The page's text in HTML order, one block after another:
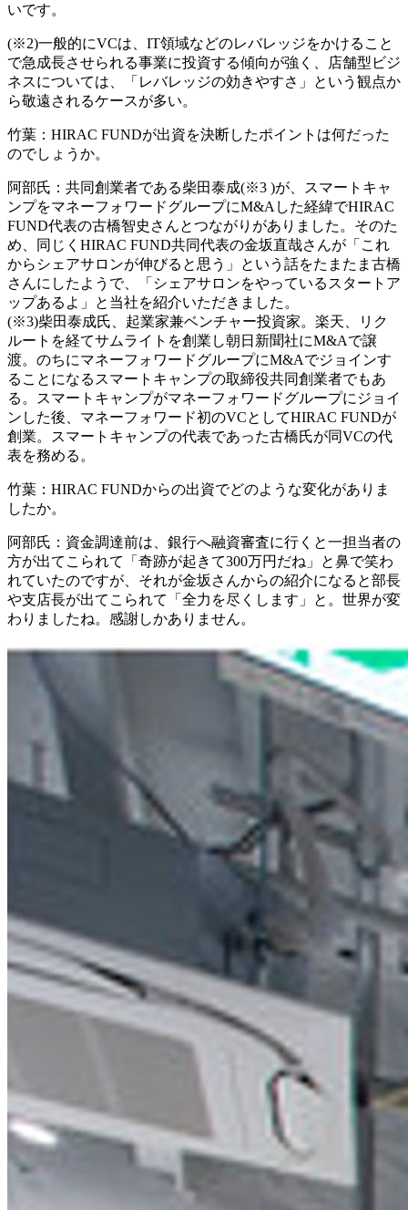
いです。
(※2)一般的にVCは、IT領域などのレバレッジをかけること
で急成長させられる事業に投資する傾向が強く、店舗型ビジ
ネスについては、「レバレッジの効きやすさ」という観点か
ら敬遠されるケースが多い。
竹葉：HIRAC FUNDが出資を決断したポイントは何だった
のでしょうか。
阿部氏：共同創業者である柴田泰成(※3 )が、スマートキャ
ンプをマネーフォワードグループにM&Aした経緯でHIRAC
FUND代表の古橋智史さんとつながりがありました。そのた
め、同じくHIRAC FUND共同代表の金坂直哉さんが「これ
からシェアサロンが伸びると思う」という話をたまたま古橋
さんにしたようで、「シェアサロンをやっているスタートア
ップあるよ」と当社を紹介いただきました。
(※3)柴田泰成氏、起業家兼ベンチャー投資家。楽天、リク
ルートを経てサムライトを創業し朝日新聞社にM&Aで譲
渡。のちにマネーフォワードグループにM&Aでジョインす
ることになるスマートキャンプの取締役共同創業者でもあ
る。スマートキャンプがマネーフォワードグループにジョイ
ンした後、マネーフォワード初のVCとしてHIRAC FUNDが
創業。スマートキャンプの代表であった古橋氏が同VCの代
表を務める。
竹葉：HIRAC FUNDからの出資でどのような変化がありま
したか。
阿部氏：資金調達前は、銀行へ融資審査に行くと一担当者の
方が出てこられて「奇跡が起きて300万円だね」と鼻で笑わ
れていたのですが、それが金坂さんからの紹介になると部長
や支店長が出てこられて「全力を尽くします」と。世界が変
わりましたね。感謝しかありません。